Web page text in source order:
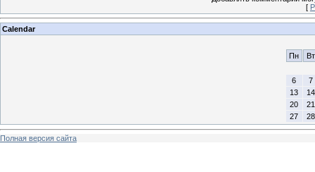
[
Calendar
Пн Вт
6
7
13
14
20
21
27
28
Полная версия сайта